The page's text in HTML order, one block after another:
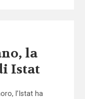
la
Istat
l’Istat ha